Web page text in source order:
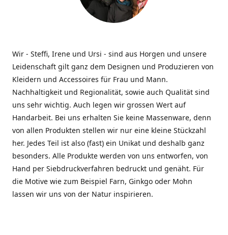
Wir - Steffi, Irene und Ursi - sind aus Horgen und unsere
Leidenschaft gilt ganz dem Designen und Produzieren von
Kleidern und Accessoires für Frau und Mann.
Nachhaltigkeit und Regionalität, sowie auch Qualität sind
uns sehr wichtig. Auch legen wir grossen Wert auf
Handarbeit. Bei uns erhalten Sie keine Massenware, denn
von allen Produkten stellen wir nur eine kleine Stückzahl
her. Jedes Teil ist also (fast) ein Unikat und deshalb ganz
besonders. Alle Produkte werden von uns entworfen, von
Hand per Siebdruckverfahren bedruckt und genäht. Für
die Motive wie zum Beispiel Farn, Ginkgo oder Mohn
lassen wir uns von der Natur inspirieren.